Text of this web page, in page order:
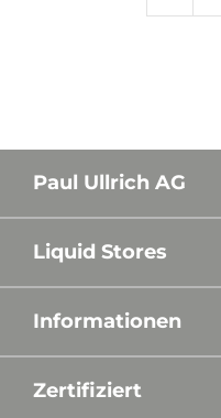
Paul Ullrich AG
Liquid Stores
Informationen
Zertifiziert